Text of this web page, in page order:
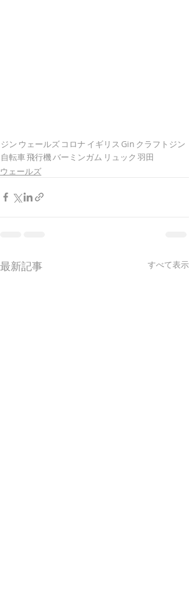
ジン ウェールズ コロナ イギリス Gin クラフトジン
自転車飛行機バーミンガム リュック 羽田
ウェールズ
最新記事 すべて表示